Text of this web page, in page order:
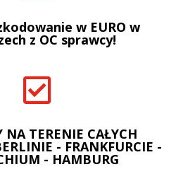
w EURO w
z OC sprawcy!

NA TERENIE CAŁYCH
- FRANKFURCIE -
- HAMBURG